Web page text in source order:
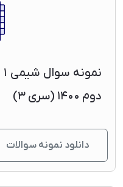
دوم ۱۴۰۰ (سری ۳)
دانلود نمونه سوالات